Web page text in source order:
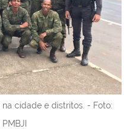
cidade e distritos. - Foto: